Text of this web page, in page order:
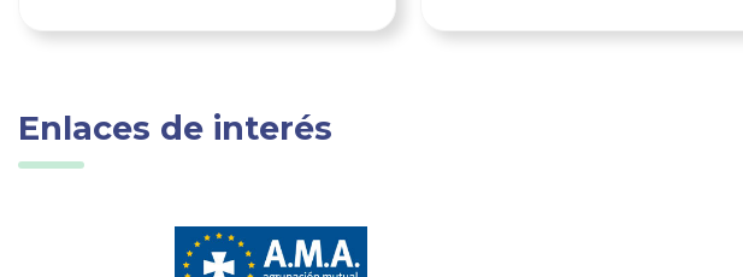
hepatitis C tiene una tasa de
controlar? El 28 de julio es el Día
medidas de prevención y
autocuidado. Aplicar estas dos
en su historia con la
iniciar una carrera que
Enlaces de interés